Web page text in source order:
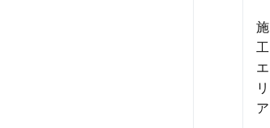
施
工
エ
リ
ア